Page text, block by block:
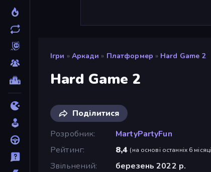
Ігри » Аркади » Платформер » Hard Game 2
Hard Game 2
Поділитися
Розробник
MartyPartyFun
Рейтинг
8,4 (на основі останніх 6
Звільнений
березень 2022 р.